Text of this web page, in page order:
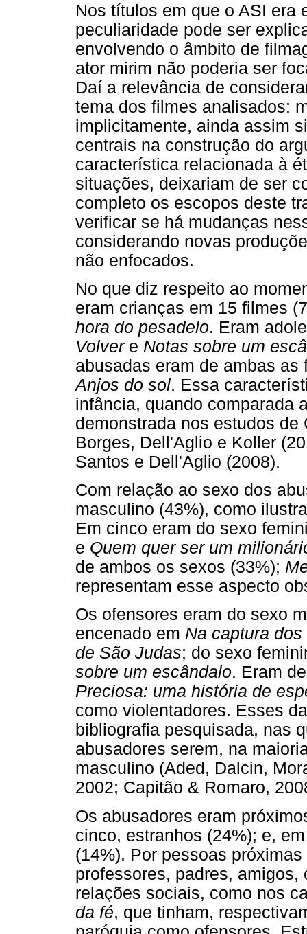
Nos títulos em que o ASI era
peculiaridade pode ser
envolvendo o âmbito de
ator mirim não poderia ser
Daí a relevância de
tema dos filmes analisados:
implicitamente, ainda assim
centrais na construção do
característica relacionada à
situações, deixariam de ser
completo os escopos deste
verificar se há mudanças
considerando novas
não enfocados.
No que diz respeito ao
eram crianças em 15 filmes
hora do pesadelo. Eram
Volvere Notas sobre um
abusadas eram de ambas
Anjos do sol. Essa
infância, quando comparada
demonstrada nos estudos
Borges, Dell'Aglio e Koller
Santos e Dell'Aglio (2008).
Com relação ao sexo dos
masculino (43%), como
Em cinco eram do sexo
e Quem quer ser um
de ambos os sexos (33%);
representam esse aspecto
Os ofensores eram do sexo
encenado em Na captura
de São Judas; do sexo
sobre um escândalo. Eram
Preciosa: uma história de
como violentadores. Esses
bibliografia pesquisada, nas
abusadores serem, na
masculino (Aded, Dalcin,
2002; Capitão & Romaro,
Os abusadores eram
cinco, estranhos (24%); e,
(14%). Por pessoas
professores, padres,
relações sociais, como nos
da fé, que tinham,